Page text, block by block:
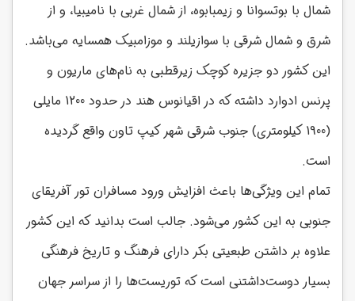
شمال با بوتسوانا و زیمبابوه، از شمال غربی با نامیبیا، و از
شرق و شمال شرقی با سوازیلند و موزامبیک همسایه می‌باشد.
این کشور دو جزیره کوچک زیرقطبی به نام‌های ماریون و
پرنس ادوارد داشته که در اقیانوس هند در حدود 1200 مایلی
(1900 کیلومتری) جنوب شرقی شهر کیپ تاون واقع گردیده
است.
تمام این ویژگی‌ها باعث افزایش ورود مسافران تور آفریقای
جنوبی به این کشور می‌شود. جالب است بدانید که این کشور
علاوه بر داشتن طبعیتی بکر دارای فرهنگ و تاریخ فرهنگی
بسیار دوست‌داشتنی است که توریست‌ها را از سراسر جهان